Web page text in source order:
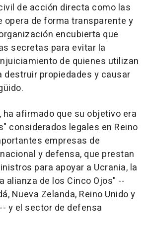
de acción directa como las
opera de forma transparente y
encubierta que
secretas para evitar la
de quienes utilizan
destruir propiedades y causar
ha afirmado que su objetivo era
considerados legales en Reino
empresas de
y defensa, que prestan
para apoyar a Ucrania, la
alianza de los Cinco Ojos" --
Nueva Zelanda, Reino Unido y
y el sector de defensa